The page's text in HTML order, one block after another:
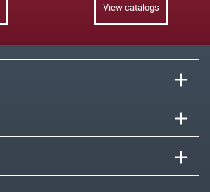
View catalogs